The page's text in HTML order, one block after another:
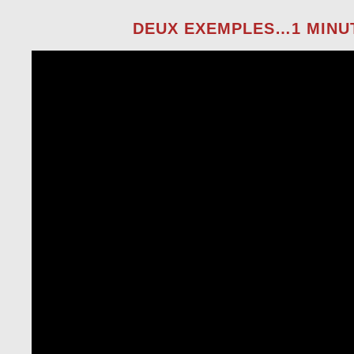
DEUX EXEMPLES…1